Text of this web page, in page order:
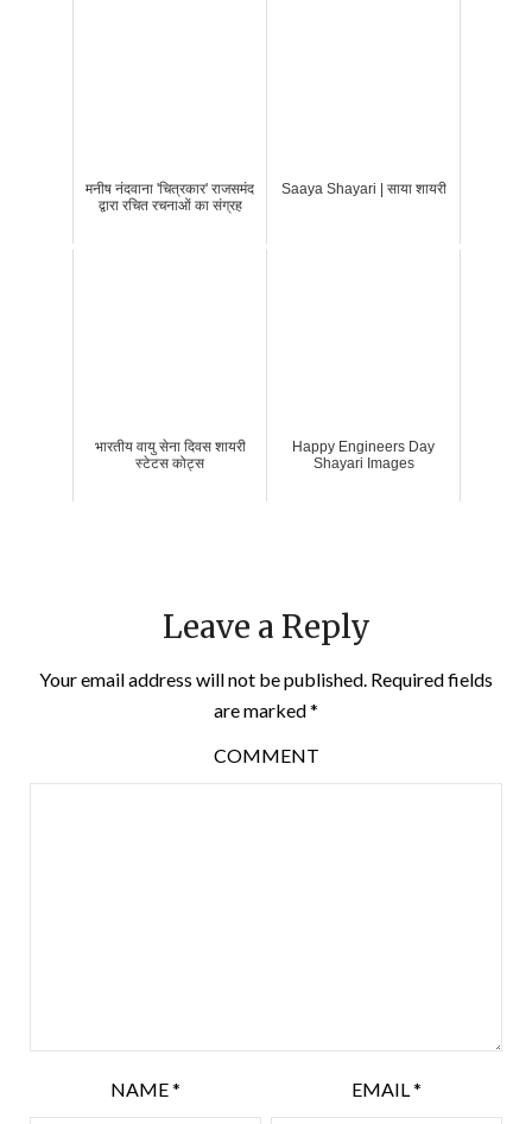
मनीष नंदवाना 'चित्रकार' राजसमंद
द्वारा रचित रचनाओं का संग्रह
Saaya Shayari | साया शायरी
भारतीय वायु सेना दिवस शायरी
स्टेटस कोट्स
Happy Engineers Day
Shayari Images
Leave a Reply
Your email address will not be published. Required fields
are marked*
COMMENT
NAME* EMAIL*